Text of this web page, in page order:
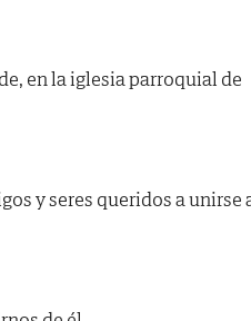
en la iglesia parroquial de
y seres queridos a unirse